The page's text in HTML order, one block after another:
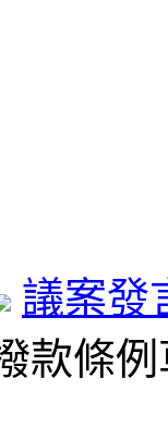
議案發
款條